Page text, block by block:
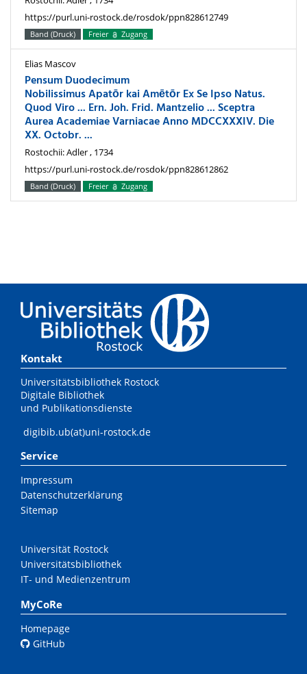
https://purl.uni-rostock.de/rosdok/ppn828612749
Band (Druck) Freier Zugang
Elias Mascov
Pensum Duodecimum
Nobilissimus Apatōr kai Amētōr Ex Se Ipso Natus.
Quod Viro ... Ern. Joh. Frid. Mantzelio ... Sceptra
Aurea Academiae Varniacae Anno MDCCXXXIV. Die
XX. Octobr. ...
Rostochii: Adler , 1734
https://purl.uni-rostock.de/rosdok/ppn828612862
Band (Druck) Freier Zugang
Kontakt
Universitätsbibliothek Rostock
Digitale Bibliothek
und Publikationsdienste
digibib.ub(at)uni-rostock.de
Service
Impressum
Datenschutzerklärung
Sitemap
Universität Rostock
Universitätsbibliothek
IT- und Medienzentrum
MyCoRe
Homepage
GitHub